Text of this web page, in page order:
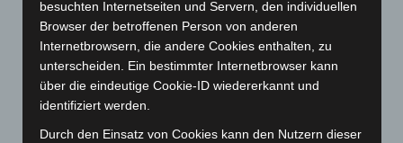
Februar 2023
(154)
Januar 2023(140)
Dezember 2022 (130)
November 2022
(167)
Oktober 2022(166)
besuchten Internetseiten und Servern, den individuellen
Browser der betroffenen Person von anderen
Internetbrowsern, die andere Cookies enthalten, zu
unterscheiden. Ein bestimmter Internetbrowser kann
über die eindeutige Cookie-ID wiedererkannt und
identifiziert werden.
Durch den Einsatz von Cookies kann den Nutzern dieser